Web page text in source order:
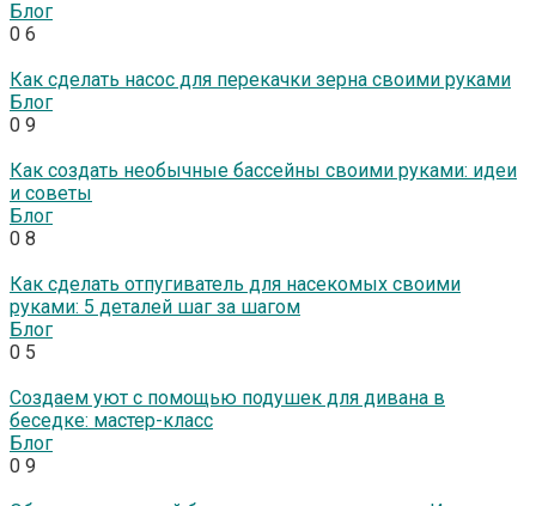
Блог
0 6
Как сделать насос для перекачки зерна своими руками
Блог
0 9
Как создать необычные бассейны своими руками: идеи
и советы
Блог
0 8
Как сделать отпугиватель для насекомых своими
руками: 5 деталей шаг за шагом
Блог
0 5
Создаем уют с помощью подушек для дивана в
беседке: мастер-класс
Блог
0 9